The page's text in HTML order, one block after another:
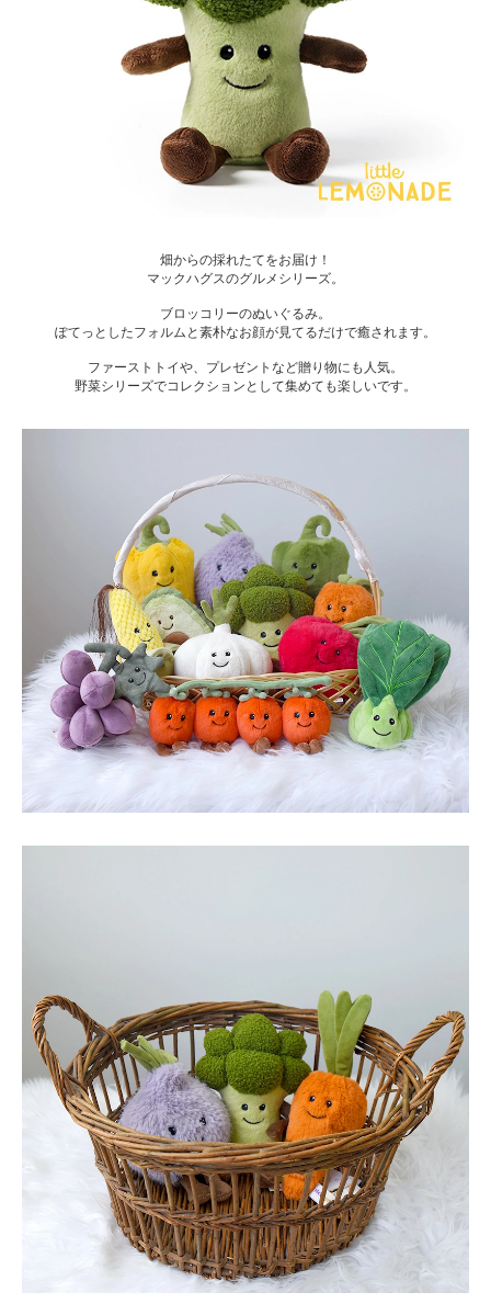
畑からの採れたてをお届け！
マックハグスのグルメシリーズ。
ブロッコリーのぬいぐるみ。
ぽてっとしたフォルムと素朴なお顔が見てるだけで癒されます。
ファーストトイや、プレゼントなど贈り物にも人気。
野菜シリーズでコレクションとして集めても楽しいです。